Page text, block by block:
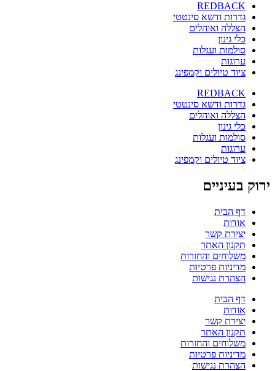
REDBACK
גדרות ודשא סינטטי
הצללה ואוהלים
כלי גינון
סולמות ועגלות
ערוגות
ציוד טיולים וקמפינג
REDBACK
גדרות ודשא סינטטי
הצללה ואוהלים
כלי גינון
סולמות ועגלות
ערוגות
ציוד טיולים וקמפינג
ירוק בעיניים
דף הבית
אודות
יצירת קשר
תקנון האתר
משלוחים והחזרות
מדיניות פרטיות
הצהרת נגישות
דף הבית
אודות
יצירת קשר
תקנון האתר
משלוחים והחזרות
מדיניות פרטיות
הצהרת נגישות